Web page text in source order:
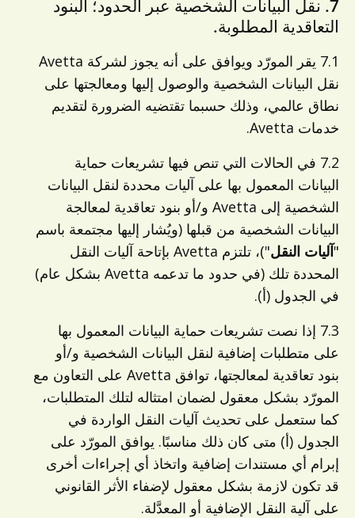
7. نقل البيانات الشخصية عبر الحدود؛ البنود
التعاقدية المطلوبة.
7.1 يقر المورّد ويوافق على أنه يجوز لشركة Avetta
نقل البيانات الشخصية والوصول إليها ومعالجتها على
نطاق عالمي، وذلك حسبما تقتضيه الضرورة لتقديم
خدمات Avetta.
7.2 في الحالات التي تنص فيها تشريعات حماية
البيانات المعمول بها على آليات محددة لنقل البيانات
الشخصية إلى Avetta و/أو بنود تعاقدية لمعالجة
البيانات الشخصية من قبلها (ويُشار إليها مجتمعة باسم
"آليات النقل
")، تلتزم Avetta بإتاحة آليات النقل
المحددة تلك (في حدود ما تدعمه Avetta بشكل عام)
في الجدول (أ).
7.3 إذا نصت تشريعات حماية البيانات المعمول بها
على متطلبات إضافية لنقل البيانات الشخصية و/أو
بنود تعاقدية لمعالجتها، توافق Avetta على التعاون مع
المورّد بشكل معقول لضمان امتثاله لتلك المتطلبات،
كما ستعمل على تحديث آليات النقل الواردة في
الجدول (أ) متى كان ذلك مناسبًا. يوافق المورّد على
إبرام أي مستندات إضافية واتخاذ أي إجراءات أخرى
قد تكون لازمة بشكل معقول لإضفاء الأثر القانوني
على آلية النقل الإضافية أو المعدَّلة.